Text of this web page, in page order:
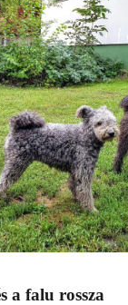
a falu rossza